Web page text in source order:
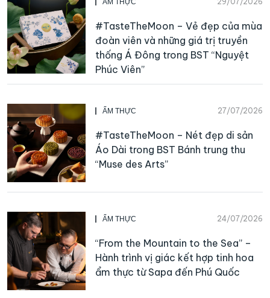
ẨM THỰC
#TasteTheMoon – Vẻ đẹp của mùa
đoàn viên và những giá trị truyền
thống Á Đông trong BST “Nguyệt
Phúc Viên”
ẨM THỰC 27/07/2026
#TasteTheMoon – Nét đẹp di sản
Áo Dài trong BST Bánh trung thu
“Muse des Arts”
ẨM THỰC 24/07/2026
“From the Mountain to the Sea” –
Hành trình vị giác kết hợp tinh hoa
ẩm thực từ Sapa đến Phú Quốc